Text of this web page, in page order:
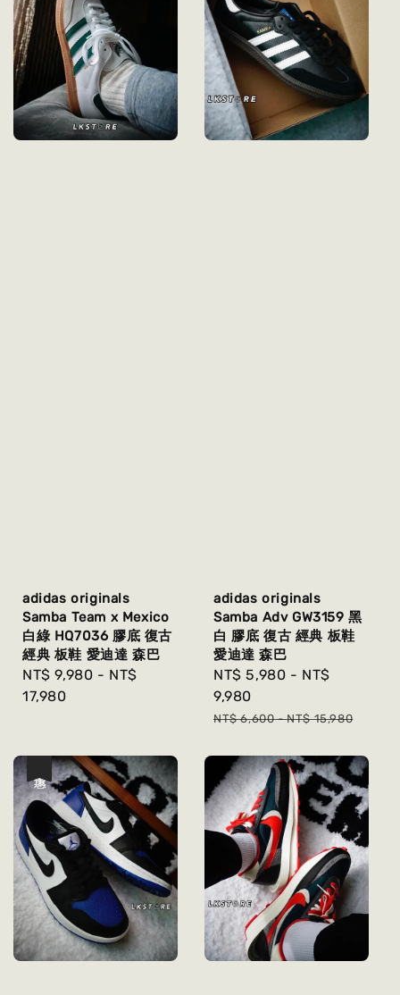
adidas originals
Samba Team x Mexico
白綠 HQ7036 膠底 復古
經典 板鞋 愛迪達 森巴
Regular
price
NT$ 9,980 - NT$
17,980
adidas originals
Samba Adv GW3159 黑
白 膠底 復古 經典 板鞋
愛迪達 森巴
Sale
price
NT$ 5,980 - NT$
9,980
Regular
NT$ 6,600-NT$ 15,980